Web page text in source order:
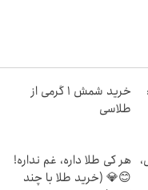
خرید شمش 1 گرمی از
طلاسی
هر کی طلا داره، غم نداره!
😊💎 (خرید طلا با چند